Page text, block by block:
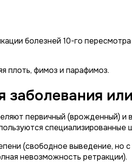
болезней 10-го
плоть, фимоз и парафимоз.
заболевания
первичный (врожденный) и
специализированные
(свободное выведение, но
невозможность ретракции).